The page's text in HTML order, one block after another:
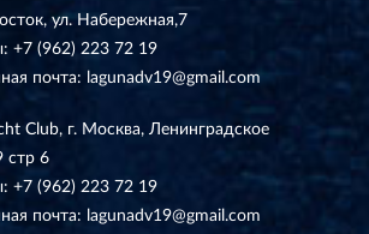
ул. Набережная,7
+7 (962) 223 72 19
почта: lagunadv19@gmail.com
Club, г. Москва, Ленинградское
стр 6
+7 (962) 223 72 19
почта: lagunadv19@gmail.com